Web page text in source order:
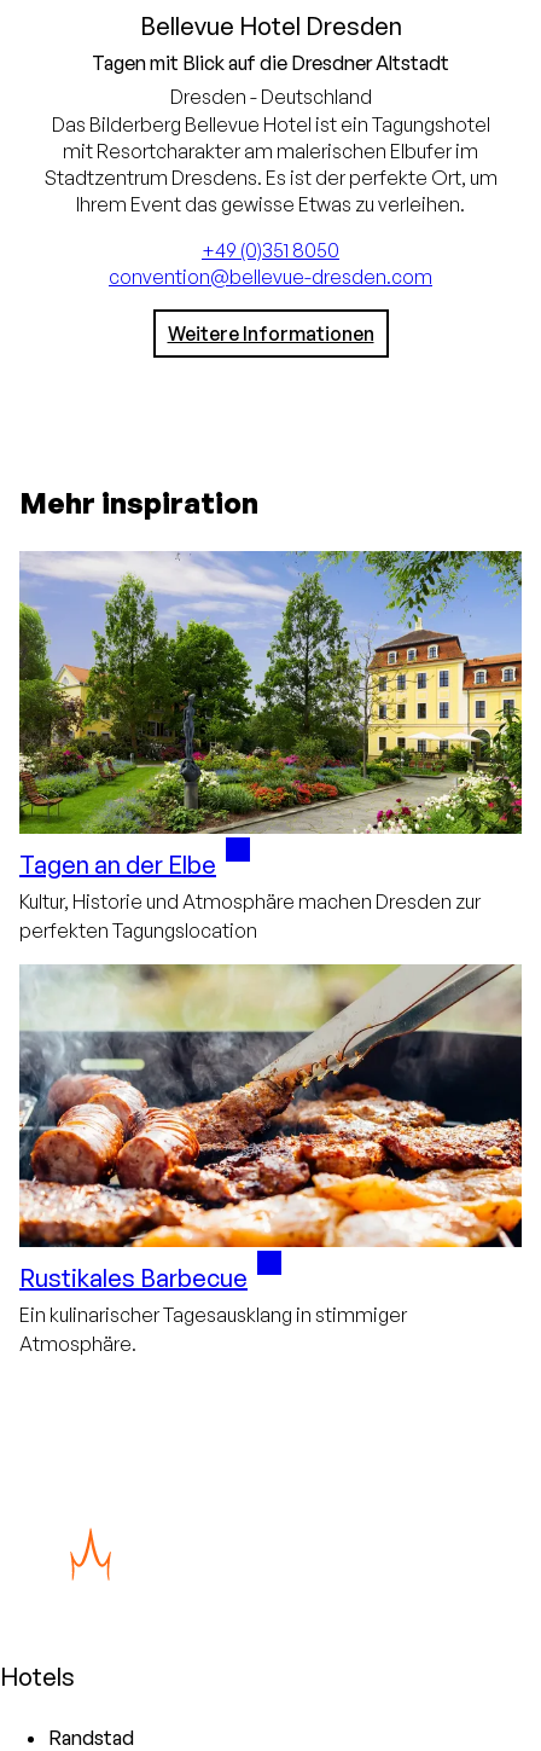
Bellevue Hotel Dresden
Tagen mit Blick auf die Dresdner Altstadt
Dresden - Deutschland
Das Bilderberg Bellevue Hotel ist ein Tagungshotel
mit Resortcharakter am malerischen Elbufer im
Stadtzentrum Dresdens. Es ist der perfekte Ort, um
Ihrem Event das gewisse Etwas zu verleihen.
+49 (0)351 8050
convention@bellevue-dresden.com
Weitere Informationen
Mehr inspiration
Tagen an der Elbe
Kultur, Historie und Atmosphäre machen Dresden zur
perfekten Tagungslocation
Rustikales Barbecue
Ein kulinarischer Tagesausklang in stimmiger
Atmosphäre.
Hotels
Randstad